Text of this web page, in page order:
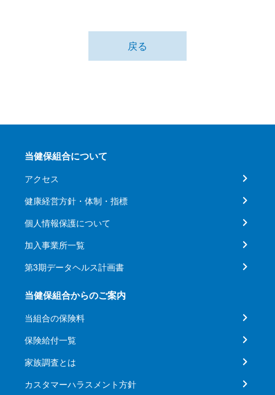
戻る
当健保組合について
アクセス
健康経営方針・体制・指標
個人情報保護について
加入事業所一覧
第3期データヘルス計画書
当健保組合からのご案内
当組合の保険料
保険給付一覧
家族調査とは
カスタマーハラスメント方針